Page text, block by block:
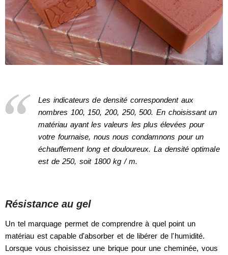
Les indicateurs de densité correspondent aux
nombres 100, 150, 200, 250, 500. En choisissant un
matériau ayant les valeurs les plus élevées pour
votre fournaise, nous nous condamnons pour un
échauffement long et douloureux. La densité optimale
est de 250, soit 1800 kg / m.
Résistance au gel
Un tel marquage permet de comprendre à quel point un
matériau est capable d'absorber et de libérer de l'humidité.
Lorsque vous choisissez une brique pour une cheminée, vous